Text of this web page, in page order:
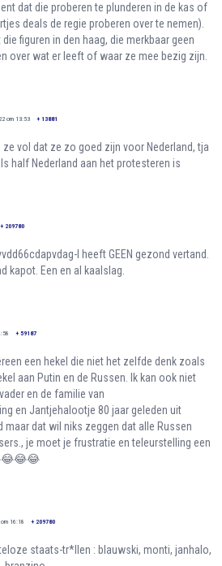
dat die proberen te plunderen in de kas of
deals de regie proberen over te nemen).
figuren in den haag, die merkbaar geen
over wat er leeft of waar ze mee bezig zijn.
om 13:53 + 13881
ze vol dat ze zo goed zijn voor Nederland, tja
half Nederland aan het protesteren is
+ 209780
l heeft GEEN gezond vertand.
kapot. Een en al kaalslag.
+ 59187
een hekel die niet het zelfde denk zoals
aan Putin en de Russen. Ik kan ook niet
en de familie van
en Jantjehalootje 80 jaar geleden uit
maar dat wil niks zeggen dat alle Russen
je moet je frustratie en teleurstelling een
16:18 + 209780
staats-tr*llen : blauwski, monti, janhalo,